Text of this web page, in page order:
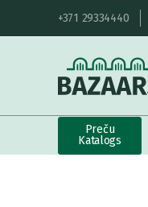
+371 29334440
Preču
Katalogs